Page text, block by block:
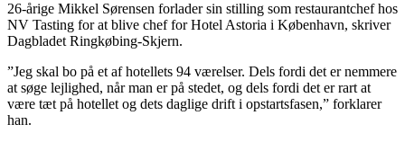
26-årige Mikkel Sørensen forlader sin stilling som restaurantchef hos
NV Tasting for at blive chef for Hotel Astoria i København, skriver
Dagbladet Ringkøbing-Skjern.
”Jeg skal bo på et af hotellets 94 værelser. Dels fordi det er nemmere
at søge lejlighed, når man er på stedet, og dels fordi det er rart at
være tæt på hotellet og dets daglige drift i opstartsfasen,” forklarer
han.